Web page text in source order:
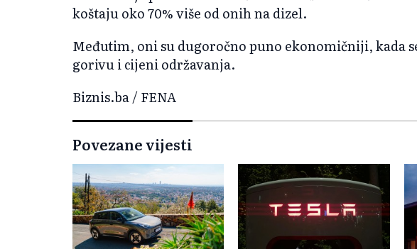
koštaju oko 70% više od onih na dizel.
Međutim, oni su dugoročno puno ekonomičniji, kada
gorivu i cijeni održavanja.
Biznis.ba / FENA
Povezane vijesti